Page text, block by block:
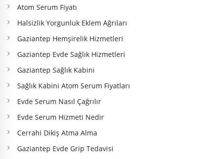
Atom Serum Fiyatı
Halsizlik Yorgunluk Eklem Ağrıları
Gaziantep Hemşirelik Hizmetleri
Gaziantep Evde Sağlık Hizmetleri
Gaziantep Sağlık Kabini
Sağlık Kabini Atom Serum Fiyatları
Evde Serum Nasıl Çağrılır
Evde Serum Hizmeti Nedir
Cerrahi Dikiş Atma Alma
Gaziantep Evde Grip Tedavisi